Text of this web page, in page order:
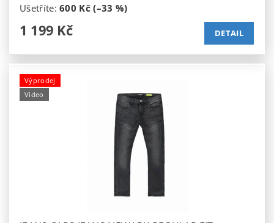
Ušetříte:600 Kč (–33 %)
1 199 Kč DETAIL
Výprodej
Video